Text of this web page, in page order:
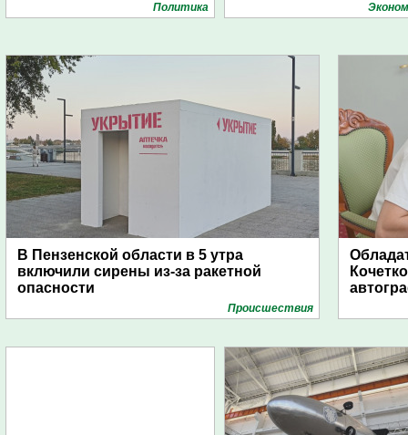
Политика
В Пензенской области в 5 утра
включили сирены из-за ракетной
опасности
Проиcшествия